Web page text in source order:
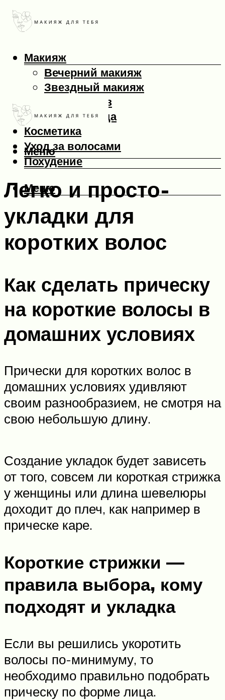
Макияж
Вечерний макияж
Звездный макияж
Макияж глаз
Макияж лица
Косметика
Уход за волосами
Похудение
Меню
Меню
Легко и просто-
укладки для
коротких волос
Как сделать прическу
на короткие волосы в
домашних условиях
Прически для коротких волос в
домашних условиях удивляют
своим разнообразием, не смотря на
свою небольшую длину.
Создание укладок будет зависеть
от того, совсем ли короткая стрижка
у женщины или длина шевелюры
доходит до плеч, как например в
прическе каре.
Короткие стрижки —
правила выбора, кому
подходят и укладка
Если вы решились укоротить
волосы по-минимуму, то
необходимо правильно подобрать
прическу по форме лица.